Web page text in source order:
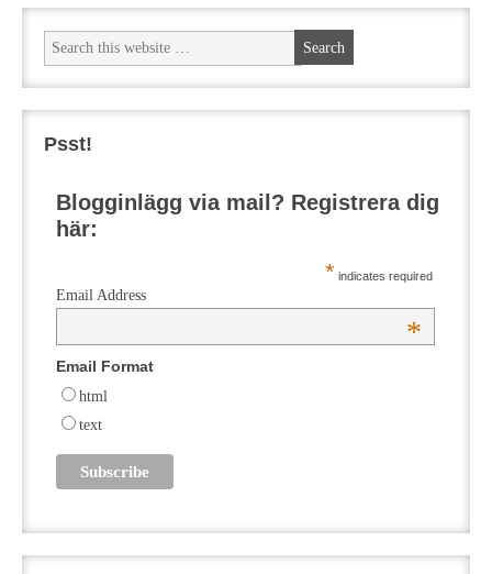
Psst!
Blogginlägg via mail? Registrera dig
här:
* indicates required
Email Address
*
Email Format
html
text